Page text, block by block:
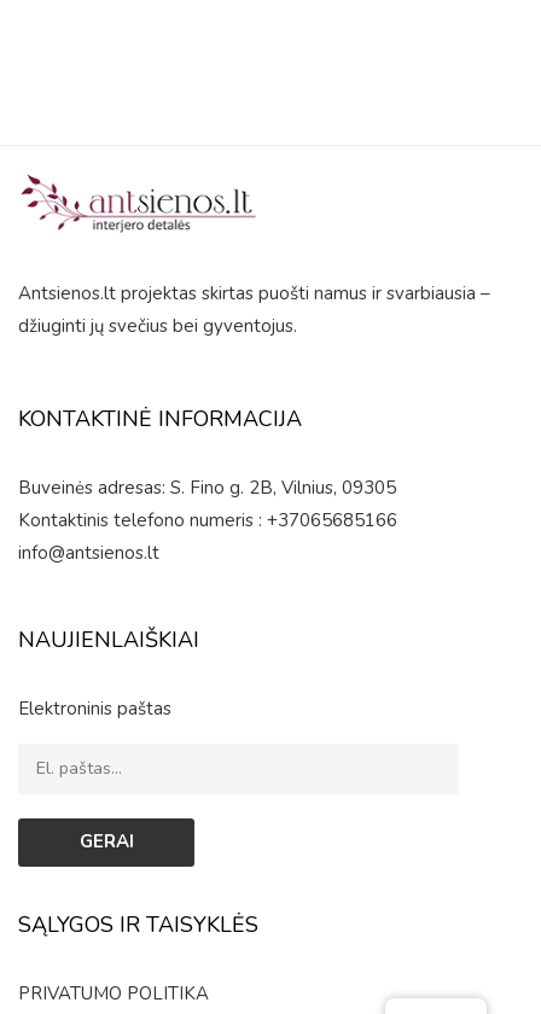
Antsienos.lt projektas skirtas puošti namus ir svarbiausia –
džiuginti jų svečius bei gyventojus.
KONTAKTINĖ INFORMACIJA
Buveinės adresas: S. Fino g. 2B, Vilnius, 09305
Kontaktinis telefono numeris : +37065685166
info@antsienos.lt
NAUJIENLAIŠKIAI
Elektroninis paštas
SĄLYGOS IR TAISYKLĖS
PRIVATUMO POLITIKA